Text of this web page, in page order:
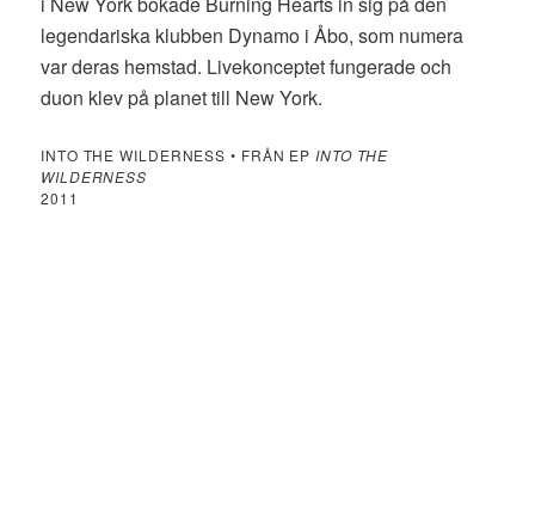
legendariska klubben Dynamo i Åbo, som numera
var deras hemstad. Livekonceptet fungerade och
duon klev på planet till New York.
INTO THE WILDERNESS • FRÅN EP INTO THE
WILDERNESS
2011